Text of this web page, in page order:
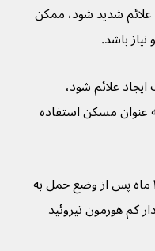
علائم شدید شود، ممکن
باشد.
علائم شود،
مسکن استفاده
در اکثر زنان، عملکرد تیروئید طی ۱۲ ماه پس از وضع حمل به
مقدار کم هورمون تیروئید